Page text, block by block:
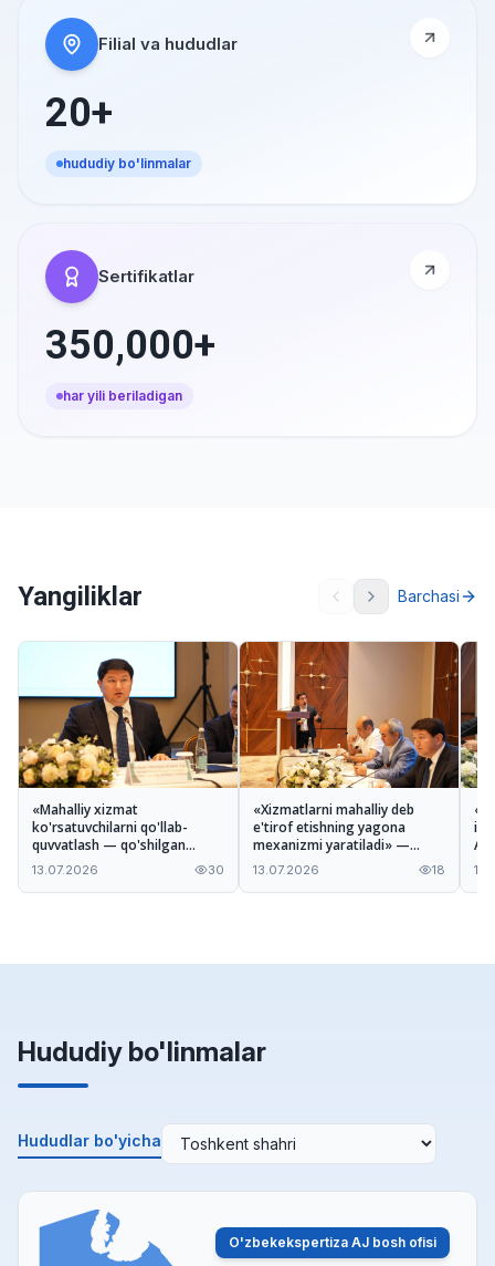
Filial va hududlar
20+
hududiy bo'linmalar
Sertifikatlar
350,000+
har yili beriladigan
Yangiliklar Barchasi
«Mahalliy xizmat
ko'rsatuvchilarni qo'llab-
quvvatlash — qo'shilgan
qiymatni oshirishga xizmat
qiladi» — Ilhomjon Pardayev
13.07.2026 30
«Xizmatlarni mahalliy deb
e'tirof etishning yagona
mexanizmi yaratiladi» —
Odiljon Tohirov Nizom
loyihasi haqida
13.07.2026 18
Hududiy bo'linmalar
Hududlar bo'yicha
O'zbekekspertiza AJ bosh ofisi